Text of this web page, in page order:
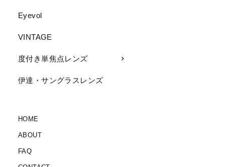
Eyevol
VINTAGE
度付き単焦点レンズ
伊達・サングラスレンズ
HOME
ABOUT
FAQ